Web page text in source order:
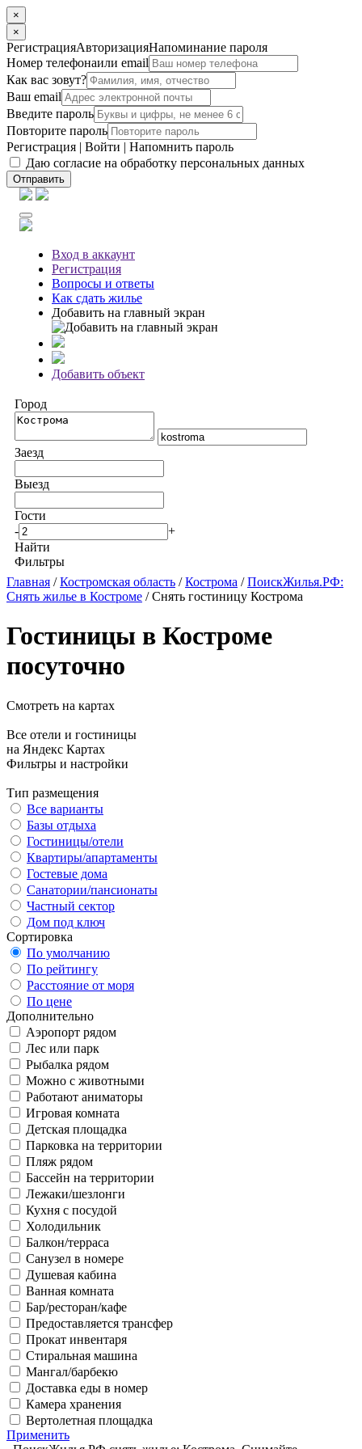
×
×
РегистрацияАвторизацияНапоминание пароля
Номер телефонаили email
Как вас зовут?
Ваш email
Введите пароль
Повторите пароль
Регистрация | Войти | Напомнить пароль
Даю согласие на обработку персональных данных
Отправить
Вход в аккаунт
Регистрация
Вопросы и ответы
Как сдать жилье
Добавить на главный экран
Добавить объект
Город
Заезд
Выезд
Гости
-
+
Найти
Фильтры
Главная /Костромская область /Кострома /ПоискЖилья.РФ:
Снять жилье в Костроме / Снять гостиницу Кострома
Гостиницы в Костроме
посуточно
Смотреть на картах
Все отели и гостиницы
на Яндекс Картах
Фильтры и настройки
Тип размещения
Все варианты
Базы отдыха
Гостиницы/отели
Квартиры/апартаменты
Гостевые дома
Санатории/пансионаты
Частный сектор
Дом под ключ
Сортировка
По умолчанию
По рейтингу
Расстояние от моря
По цене
Дополнительно
Аэропорт рядом
Лес или парк
Рыбалка рядом
Можно с животными
Работают аниматоры
Игровая комната
Детская площадка
Парковка на территории
Пляж рядом
Бассейн на территории
Лежаки/шезлонги
Кухня с посудой
Холодильник
Балкон/терраса
Санузел в номере
Душевая кабина
Ванная комната
Бар/ресторан/кафе
Предоставляется трансфер
Прокат инвентаря
Стиральная машина
Мангал/барбекю
Доставка еды в номер
Камера хранения
Вертолетная площадка
Применить